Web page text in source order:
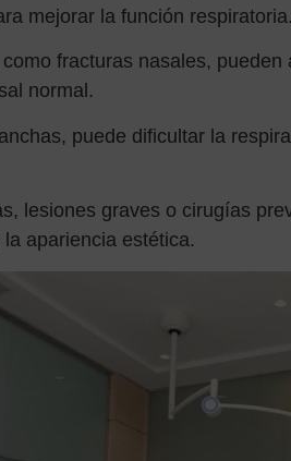
mejorar la función respiratoria.
fracturas nasales,
normal.
puede dificultar la
lesiones graves o cirugías
apariencia estética.